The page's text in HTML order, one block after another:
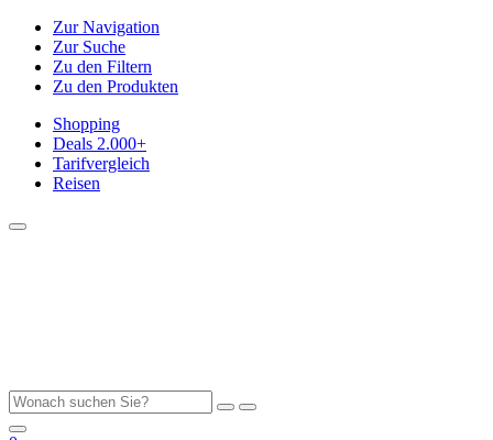
Zur Navigation
Zur Suche
Zu den Filtern
Zu den Produkten
Shopping
Deals 2.000+
Tarifvergleich
Reisen